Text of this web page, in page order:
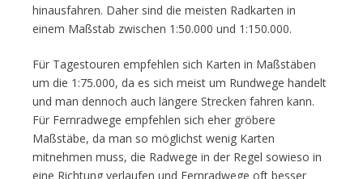
hinausfahren. Daher sind die meisten Radkarten in
einem Maßstab zwischen 1:50.000 und 1:150.000.
Für Tagestouren empfehlen sich Karten in Maßstäben
um die 1:75.000, da es sich meist um Rundwege handelt
und man dennoch auch längere Strecken fahren kann.
Für Fernradwege empfehlen sich eher gröbere
Maßstäbe, da man so möglichst wenig Karten
mitnehmen muss, die Radwege in der Regel sowieso in
eine Richtung verlaufen und Fernradwege oft besser